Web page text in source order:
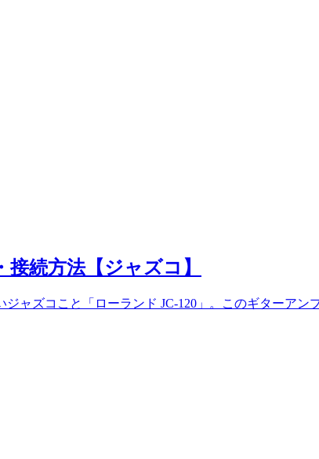
続方法【ジャズコ】
ャズコこと「ローランド JC-120」。このギターアン